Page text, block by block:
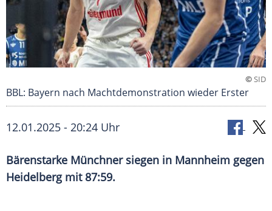
©SID
BBL: Bayern nach Machtdemonstration wieder Erster
12.01.2025 - 20:24 Uhr
Bärenstarke Münchner siegen in Mannheim gegen
Heidelberg mit 87:59.